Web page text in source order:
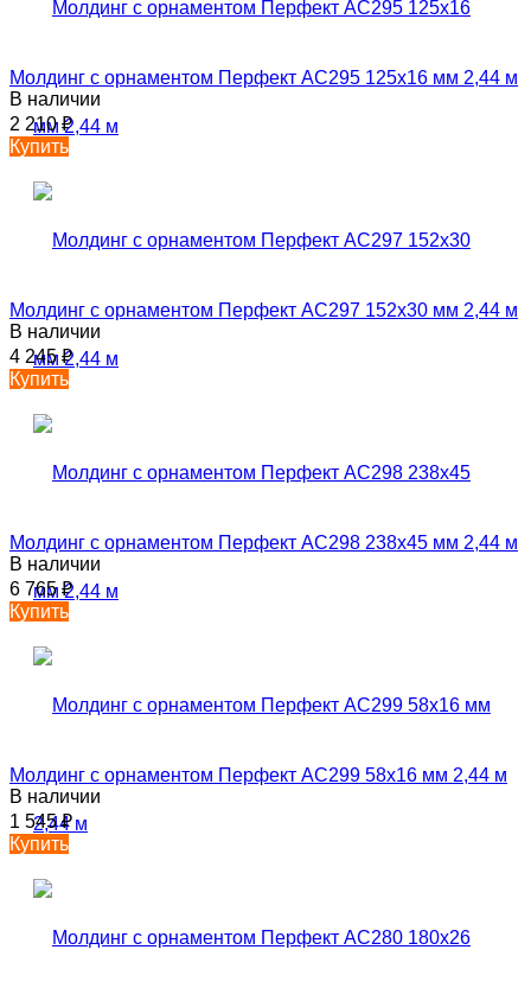
Молдинг с орнаментом Перфект AC295 125х16 мм 2,44 м
В наличии
2 210₽
Купить
Молдинг с орнаментом Перфект AC297 152х30 мм 2,44 м
В наличии
4 245₽
Купить
Молдинг с орнаментом Перфект AC298 238х45 мм 2,44 м
В наличии
6 765₽
Купить
Молдинг с орнаментом Перфект AC299 58х16 мм 2,44 м
В наличии
1 545₽
Купить